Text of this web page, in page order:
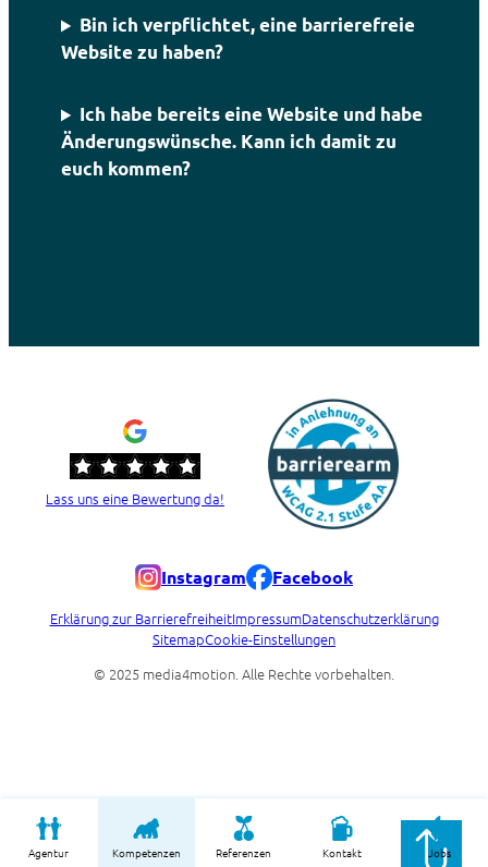
Agentur Kompetenzen Referenzen Kontakt Jobs
Bin ich verpflichtet, eine barrierefreie
Website zu haben?
Ich habe bereits eine Website und habe
Änderungswünsche. Kann ich damit zu
euch kommen?
Lass uns eine Bewertung da!
Instagram Facebook
Erklärung zur BarrierefreiheitImpressumDatenschutzerklärung
SitemapCookie-Einstellungen
© 2025 media4motion. Alle Rechte vorbehalten.